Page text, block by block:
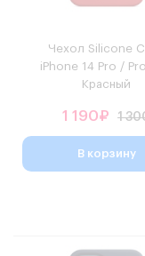
Чехол Silicone
iPhone 14 Pro /
Красный
1 190₽ 1
В корзину